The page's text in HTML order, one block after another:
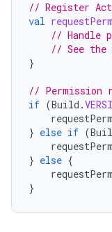
// Register
val
// Handle
// See the
}
// Permission
if (Build .
} else if (
} else {
}